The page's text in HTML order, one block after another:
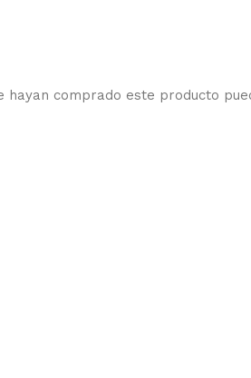
hayan comprado este producto